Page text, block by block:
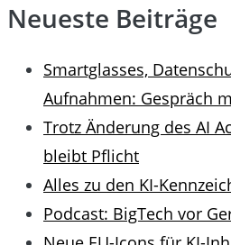
Neueste Beiträge
Smartglasses,
Aufnahmen: Gespräch
Trotz Änderung des AI
bleibt Pflicht
Alles zu den KI-
Podcast: BigTech vor